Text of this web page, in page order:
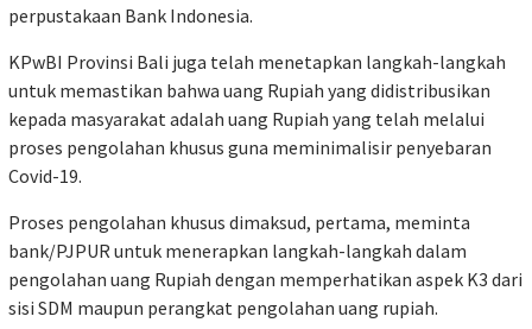
perpustakaan Bank Indonesia.
KPwBI Provinsi Bali juga telah menetapkan langkah-langkah
untuk memastikan bahwa uang Rupiah yang didistribusikan
kepada masyarakat adalah uang Rupiah yang telah melalui
proses pengolahan khusus guna meminimalisir penyebaran
Covid-19.
Proses pengolahan khusus dimaksud, pertama, meminta
bank/PJPUR untuk menerapkan langkah-langkah dalam
pengolahan uang Rupiah dengan memperhatikan aspek K3 dari
sisi SDM maupun perangkat pengolahan uang rupiah.